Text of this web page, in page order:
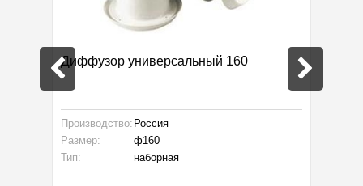
Диффузор универсальный 160
Производство: Россия
Размер:
ф160
Тип:
наборная